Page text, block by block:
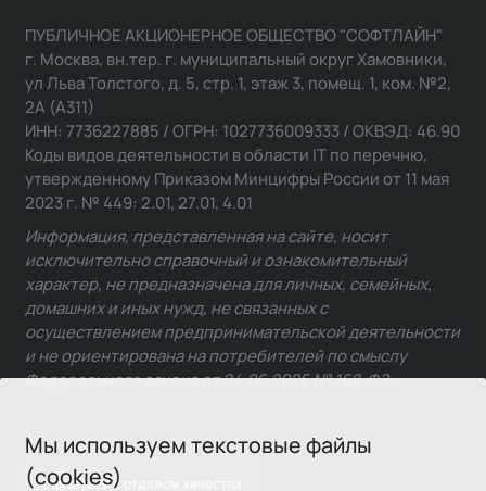
Мы используем текстовые файлы
(cookies)
Связаться с отделом качества
ПУБЛИЧНОЕ АКЦИОНЕРНОЕ ОБЩЕСТВО "СОФТЛАЙН"
г. Москва, вн.тер. г. муниципальный округ Хамовники,
ул Льва Толстого, д. 5, стр. 1, этаж 3, помещ. 1, ком. №2,
2А (А311)
ИНН: 7736227885 / ОГРН: 1027736009333 / ОКВЭД: 46.90
Коды видов деятельности в области IT по перечню,
утвержденному Приказом Минцифры России от 11 мая
2023 г. № 449: 2.01, 27.01, 4.01
Информация, представленная на сайте, носит
исключительно справочный и ознакомительный
характер, не предназначена для личных, семейных,
домашних и иных нужд, не связанных с
осуществлением предпринимательской деятельности
и не ориентирована на потребителей по смыслу
Федерального закона от 24.06.2025 № 168-ФЗ.